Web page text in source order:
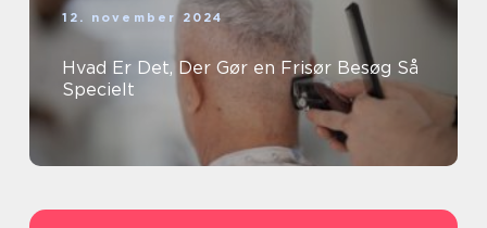
12. november 2024
Hvad Er Det, Der Gør en Frisør Besøg Så
Specielt